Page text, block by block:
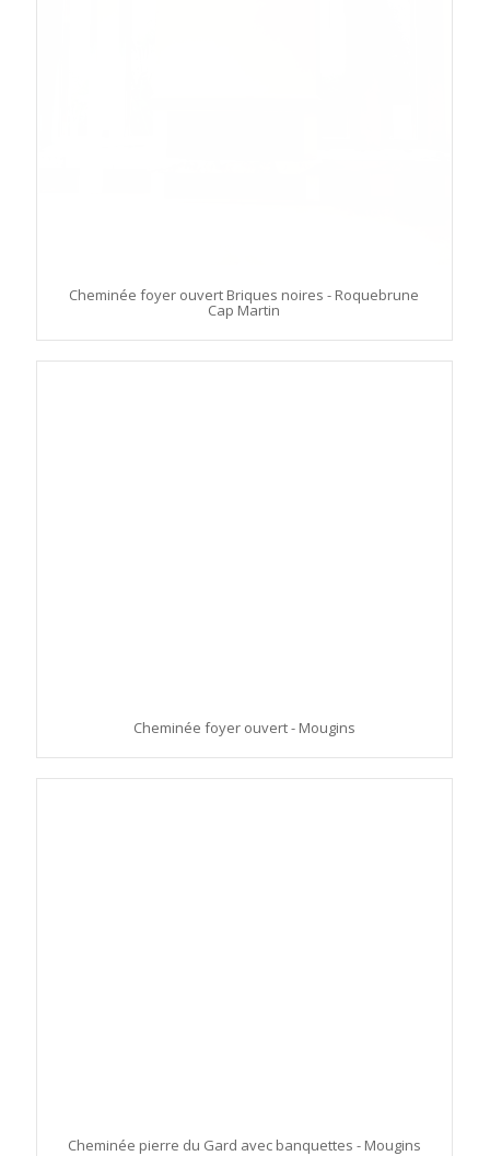
Cheminée foyer ouvert Briques noires - Roquebrune
Cap Martin
Cheminée foyer ouvert - Mougins
Cheminée pierre du Gard avec banquettes - Mougins